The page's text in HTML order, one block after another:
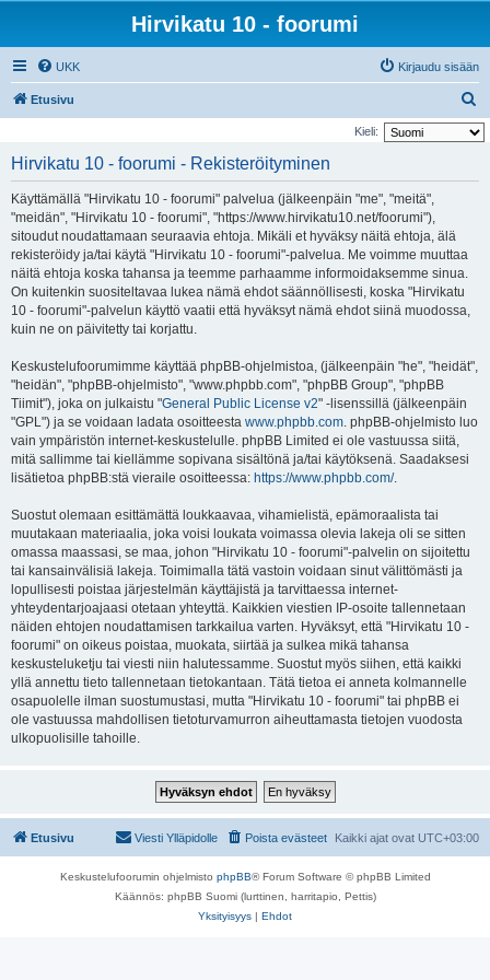
Hirvikatu 10 - foorumi
UKK Kirjaudu sisään
Etusivu
t
Kieli:
Hirvikatu 10 - foorumi - Rekisteröityminen
Käyttämällä "Hirvikatu 10 - foorumi" palvelua (jälkeenpäin "me", "meitä",
"meidän", "Hirvikatu 10 - foorumi", "https://www.hirvikatu10.net/foorumi"),
sitoudut noudattamaan seuraavia ehtoja. Mikäli et hyväksy näitä ehtoja, älä
rekisteröidy ja/tai käytä "Hirvikatu 10 - foorumi"-palvelua. Me voimme muuttaa
näitä ehtoja koska tahansa ja teemme parhaamme informoidaksemme sinua.
On kuitenkin suositeltavaa lukea nämä ehdot säännöllisesti, koska "Hirvikatu
10 - foorumi"-palvelun käyttö vaatii että hyväksyt nämä ehdot siinä muodossa,
kuin ne on päivitetty tai korjattu.
Keskustelufoorumimme käyttää phpBB-ohjelmistoa, (jälkeenpäin "he", "heidät",
"heidän", "phpBB-ohjelmisto", "www.phpbb.com", "phpBB Group", "phpBB
Tiimit"), joka on julkaistu "General Public License v2" -lisenssillä (jälkeenpäin
"GPL") ja se voidaan ladata osoitteesta www.phpbb.com. phpBB-ohjelmisto luo
vain ympäristön internet-keskustelulle. phpBB Limited ei ole vastuussa siitä,
mitä sallimme tai kiellämme sopivana sisältönä ja/tai käytöksenä. Saadaksesi
lisätietoa phpBB:stä vieraile osoitteessa: https://www.phpbb.com/.
Suostut olemaan esittämättä loukkaavaa, vihamielistä, epämoraalista tai
muutakaan materiaalia, joka voisi loukata voimassa olevia lakeja oli se sitten
omassa maassasi, se maa, johon "Hirvikatu 10 - foorumi"-palvelin on sijoitettu
tai kansainvälisiä lakeja. Toimimalla tätä vastoin voidaan sinut välittömästi ja
lopullisesti poistaa järjestelmän käyttäjistä ja tarvittaessa internet-
yhteydentarjoajaasi otetaan yhteyttä. Kaikkien viestien IP-osoite tallennetaan
näiden ehtojen noudattamisen tarkkailua varten. Hyväksyt, että "Hirvikatu 10 -
foorumi" on oikeus poistaa, muokata, siirtää ja sulkea mikä tahansa
keskusteluketju tai viesti niin halutessamme. Suostut myös siihen, että kaikki
yllä annettu tieto tallennetaan tietokantaan. Tätä tietoa ei anneta kolmannelle
osapuolelle ilman suostumustasi, mutta "Hirvikatu 10 - foorumi" tai phpBB ei
ole vastuussa mahdollisen tietoturvamurron aiheuttamasta tietojen vuodosta
ulkopuolisille tahoille.
Etusivu Kaikki ajat ovat UTC+03:00
Poista evästeet
Viesti Ylläpidolle
Keskustelufoorumin ohjelmisto phpBB® Forum Software © phpBB Limited
Käännös: phpBB Suomi (lurttinen, harritapio, Pettis)
Yksityisyys | Ehdot